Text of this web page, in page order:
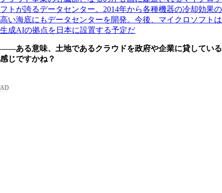
フトが誇るデータセンター。2014年から各種機器の冷却効果の
高い海底にもデータセンターを開発。今後、マイクロソフトは
生成AIの拠点を日本に設置する予定だ
――ある意味、土地であるクラウドを政府や企業に貸している
感じですかね？